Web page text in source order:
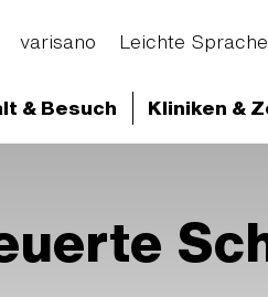
varisano Leichte Sprache
& Besuch Kliniken &
der Wirbelsäule